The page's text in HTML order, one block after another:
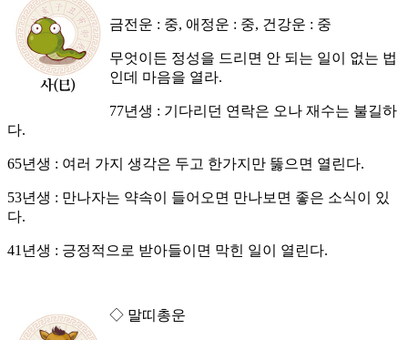
금전운 : 중, 애정운 : 중, 건강운 : 중
무엇이든 정성을 드리면 안 되는 일이 없는 법
인데 마음을 열라.
77년생 : 기다리던 연락은 오나 재수는 불길하
다.
65년생 : 여러 가지 생각은 두고 한가지만 뚫으면 열린다.
53년생 : 만나자는 약속이 들어오면 만나보면 좋은 소식이 있
다.
41년생 : 긍정적으로 받아들이면 막힌 일이 열린다.
◇ 말띠총운